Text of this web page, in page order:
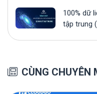
100% dữ
tập trung
CÙNG CHUYÊN